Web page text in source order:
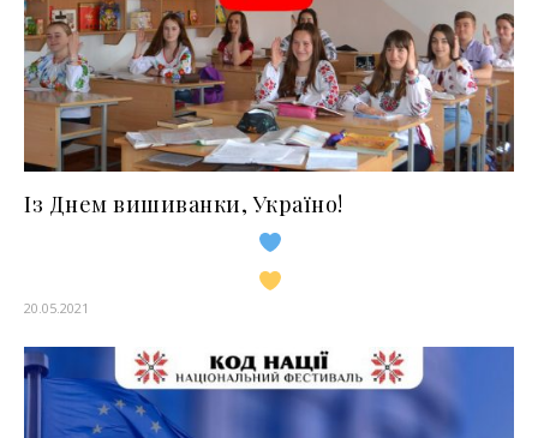
Із Днем вишиванки, Україно!
20.05.2021